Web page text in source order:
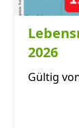
2026
Gültig